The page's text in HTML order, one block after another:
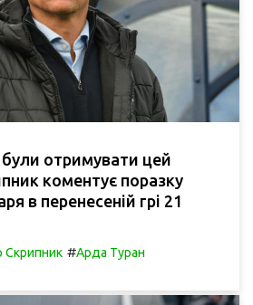
отримувати цей
коментує поразку
в перенесеній грі 21
Скрипник #Арда Туран